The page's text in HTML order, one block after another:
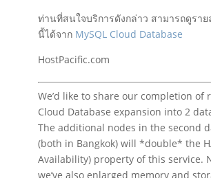
ท่านที่สนใจบริการดังกล่าว สามารถดูราย
นี้ได้จาก MySQL Cloud Database
HostPacific.com
We’d like to share our completion of
Cloud Database expansion into 2
The additional nodes in the second
(both in Bangkok) will *double* the
Availability) property of this service.
we’ve also enlarged memory and